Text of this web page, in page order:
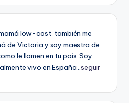
low-cost, también me
de Victoria y soy maestra de
le llamen en tu país. Soy
vivo en España...seguir